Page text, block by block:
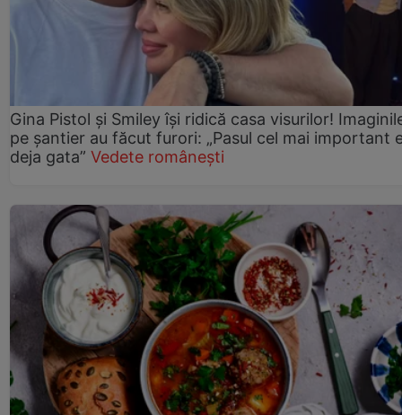
Gina Pistol și Smiley își ridică casa visurilor!
pe șantier au făcut furori: „Pasul cel mai important
deja gata” Vedete românești